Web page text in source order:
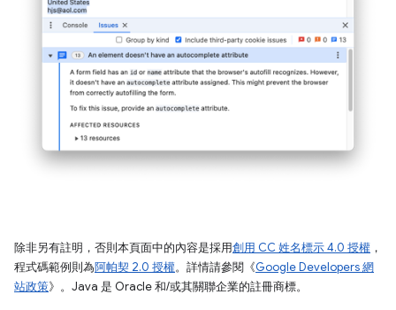
除非另有註明，否則本頁面中的內容是採用創用 CC 姓名標示 4.0 授權 ，
程式碼範例則為阿帕契 2.0 授權。詳情請參閱《Google Developers 網
站政策》。Java 是 Oracle 和/或其關聯企業的註冊商標。